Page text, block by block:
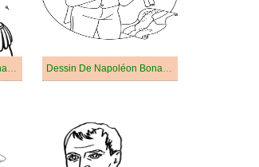
Dessin De Napoléon Bonaparte Pour Les Enfants Dessin De Napoléon Bonaparte Gratuit